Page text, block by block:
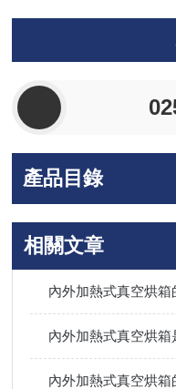
產品目錄
相關文章
內外加熱式真空烘箱
內外加熱式真空烘